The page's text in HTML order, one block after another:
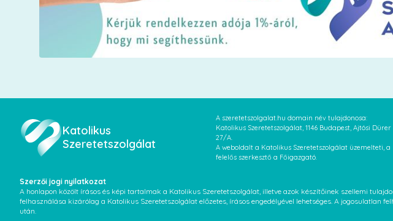
Katolikus
Szeretetszolgálat
A szeretetszolgalat.hu domain név tulajdonosa:
Katolikus Szeretetszolgálat, 1146 Budapest, Ajtósi Dürer
27/A.
A weboldalt a Katolikus Szeretetszolgálat üzemelteti, a
felelős szerkesztő a Főigazgató.
Szerzői jogi nyilatkozat
A honlapon közölt írásos és képi tartalmak a Katolikus Szeretetszolgálat, illetve azok készítőinek szellemi
felhasználása kizárólag a Katolikus Szeretetszolgálat előzetes, írásos engedélyével lehetséges. A jogosulatlan
után.